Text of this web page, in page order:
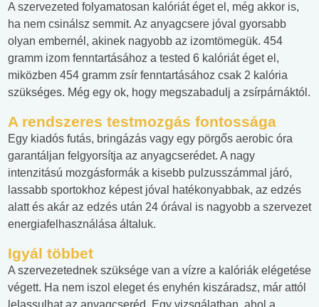
A szervezeted folyamatosan kalóriát éget el, még akkor is,
ha nem csinálsz semmit. Az anyagcsere jóval gyorsabb
olyan embernél, akinek nagyobb az izomtömegük. 454
gramm izom fenntartásához a tested 6 kalóriát éget el,
miközben 454 gramm zsír fenntartásához csak 2 kalória
szükséges. Még egy ok, hogy megszabadulj a zsírpárnáktól.
A rendszeres testmozgás fontossága
Egy kiadós futás, bringázás vagy egy pörgős aerobic óra
garantáljan felgyorsítja az anyagcserédet. A nagy
intenzitású mozgásformák a kisebb pulzusszámmal járó,
lassabb sportokhoz képest jóval hatékonyabbak, az edzés
alatt és akár az edzés után 24 órával is nagyobb a szervezet
energiafelhasználása általuk.
Igyál többet
A szervezetednek szüksége van a vízre a kalóriák elégetése
végett. Ha nem iszol eleget és enyhén kiszáradsz, már attól